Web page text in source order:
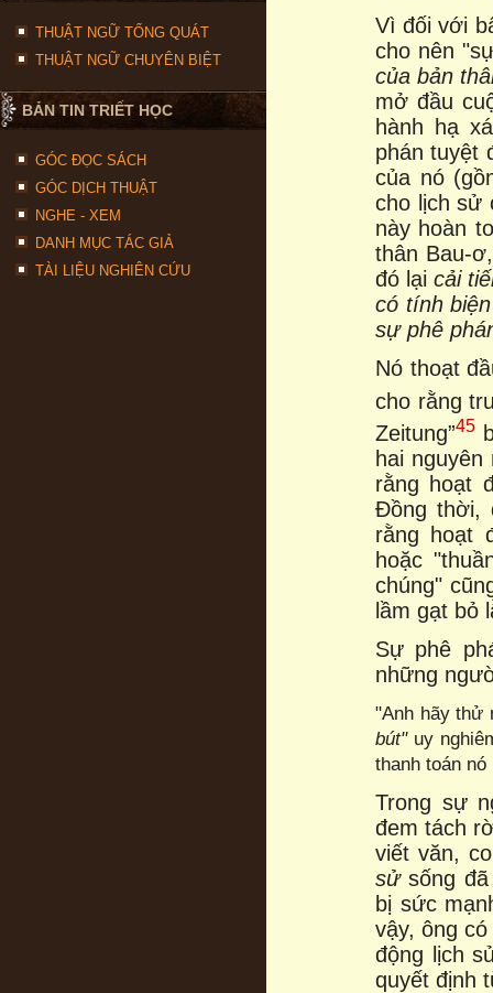
THUẬT NGỮ TỔNG QUÁT
THUẬT NGỮ CHUYÊN BIỆT
BẢN TIN TRIẾT HỌC
GÓC ĐỌC SÁCH
GÓC DỊCH THUẬT
NGHE - XEM
DANH MỤC TÁC GIẢ
TÀI LIỆU NGHIÊN CỨU
Vì đối với
cho nên
của bản
mở đầu
hành hạ
phán tuyệt
của nó
cho lịch sử
này hoàn
thân Bau-
đó lại cải
có tính
sự phê
Nó thoạt
cho rằng
Zeitung”45
hai
rằng hoạt
Đồng thời,
rằng hoạt
hoặc
chúng"
lầm gạt bỏ
Sự phê
những
"Anh hãy thử
bút"uy
thanh toán nó
Trong sự
đem tách
viết văn,
sửsống đã
bị sức
vậy, ông
động lịch
quyết định